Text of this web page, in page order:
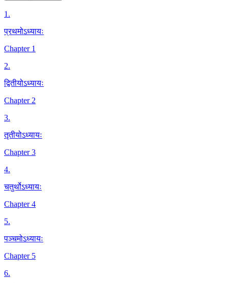
1.
प्रथमोऽध्यायः
Chapter 1
2.
द्वितीयोऽध्यायः
Chapter 2
3.
तृतीयोऽध्यायः
Chapter 3
4.
चतुर्थोऽध्यायः
Chapter 4
5.
पञ्चमोऽध्यायः
Chapter 5
6.